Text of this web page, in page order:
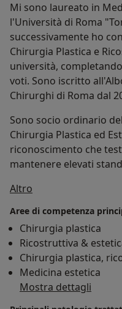
Mi sono laureato in
l'Università di Roma
successivamente ho
Chirurgia Plastica e
università,
voti. Sono iscritto
Chirurghi di Roma dal
Sono socio ordinario
Chirurgia Plastica ed
riconoscimento che
mantenere elevati
Altro
Aree di competenza
Chirurgia plastica
Ricostruttiva &
Chirurgia plastica,
Medicina estetica
Mostra dettagli